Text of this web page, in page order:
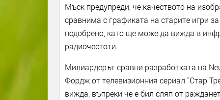
Мъск предупреди, че качеството на
сравнима с графиката на старите игри
подобрено, като ще може да вижда в
радиочестоти.
Милиардерът сравни разработката на
Фордж от телевизионния сериал "Стар
вижда, въпреки че е бил сляп от